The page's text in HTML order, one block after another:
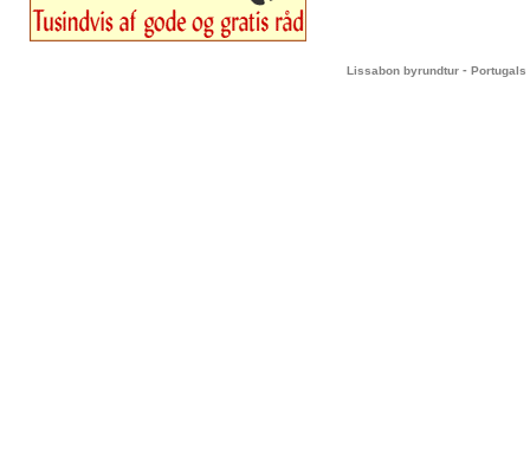
Lissabon byrundtur - Portugals